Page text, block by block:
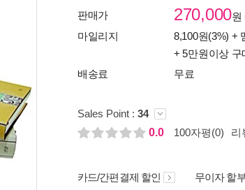
판매가
270,000원
마일리지
8,100원(3%) +
+ 5만원이상 구
배송료
무료
Sales Point : 34
0.0
100자평(0) 리
카드/간편결제 할인 무이자 할